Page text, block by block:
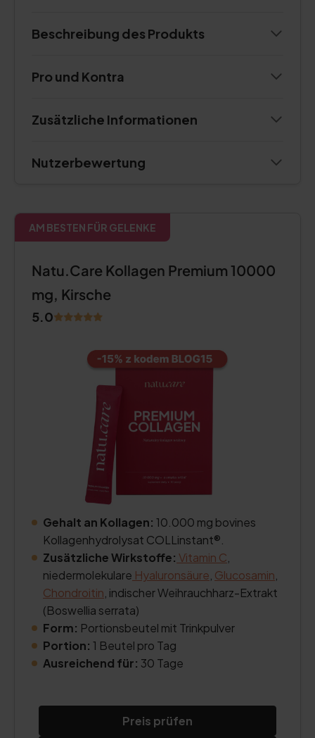
Beschreibung des Produkts
Pro und Kontra
Zusätzliche Informationen
Nutzerbewertung
AM BESTEN FÜR GELENKE
Natu.Care Kollagen Premium 10000
mg, Kirsche
5.0
Gehalt an Kollagen: 10.000 mg bovines
Kollagenhydrolysat COLLinstant®.
Zusätzliche Wirkstoffe: Vitamin C
niedermolekulare Hyaluronsäure Glucosamin
Chondroitin , indischer Weihrauchharz-Extrakt
(Boswellia serrata)
Form: Portionsbeutel mit Trinkpulver
Portion: 1 Beutel pro Tag
Ausreichend für: 30 Tage
Preis prüfen